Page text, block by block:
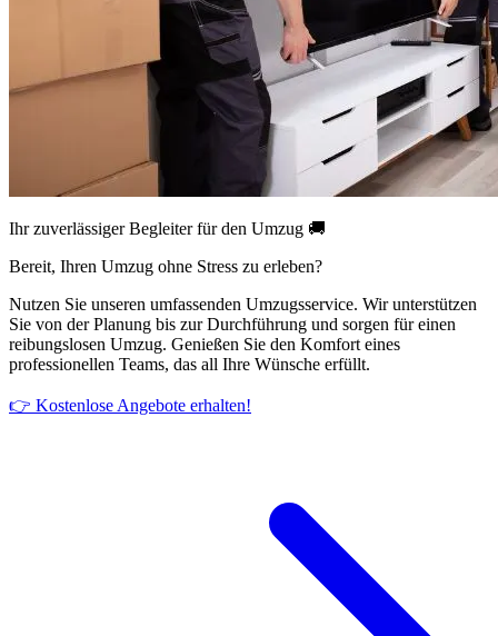
Ihr zuverlässiger Begleiter für den Umzug 🚚
Bereit, Ihren Umzug ohne Stress zu erleben?
Nutzen Sie unseren umfassenden Umzugsservice. Wir unterstützen
Sie von der Planung bis zur Durchführung und sorgen für einen
reibungslosen Umzug. Genießen Sie den Komfort eines
professionellen Teams, das all Ihre Wünsche erfüllt.
👉 Kostenlose Angebote erhalten!